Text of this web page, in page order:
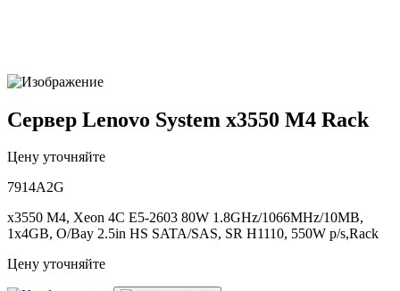
Сервер Lenovo System x3550 M4 Rack
Цену уточняйте
7914A2G
x3550 M4, Xeon 4C E5-2603 80W 1.8GHz/1066MHz/10MB,
1x4GB, O/Bay 2.5in HS SATA/SAS, SR H1110, 550W p/s,Rack
Цену уточняйте